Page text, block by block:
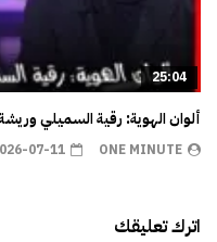
25:04
ألوان الهوية: رقية السميلي
ONE MINUTE
07-11
اترك تعليقك